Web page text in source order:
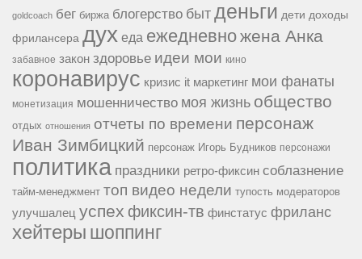
goldcoach бег биржа блогерство быт деньги дети доходы
фрилансера дух еда ежедневножена Анка
забавное закон здоровье идеи мои кино
коронавирус кризис it маркетинг мои фанаты
монетизация мошенничество моя жизнь общество
отдых отношения отчеты по времени персонаж
Иван Зимбицкий персонаж Игорь Будников персонажи
политика праздники ретро-фиксин соблазнение
тайм-менеджмент топ видео недели тупость модераторов
улучшалец успех фиксин-тв финстатус фриланс
хейтеры шоппинг